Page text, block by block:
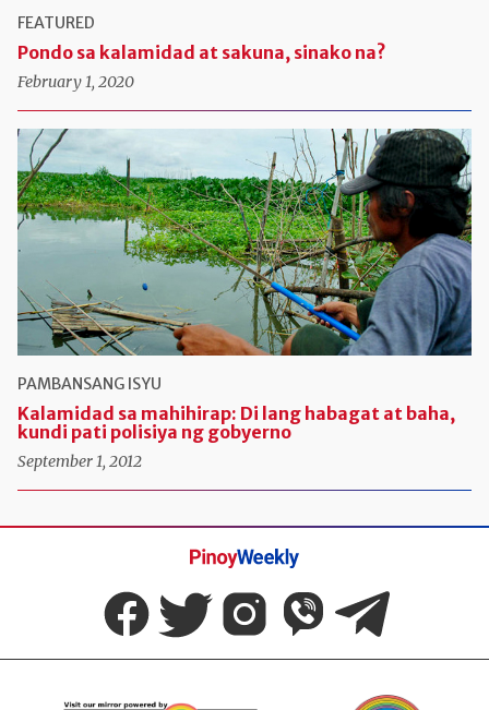
FEATURED
Pondo sa kalamidad at sakuna, sinako na?
February 1, 2020
PAMBANSANG ISYU
Kalamidad sa mahihirap: Di lang habagat at baha,
kundi pati polisiya ng gobyerno
September 1, 2012
Pinoy
Weekly